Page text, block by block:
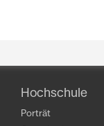
Hochschule
Porträt